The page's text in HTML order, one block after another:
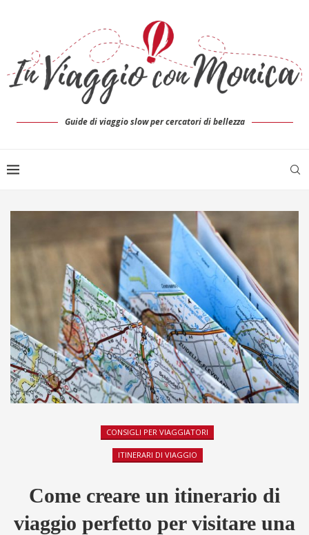
Guide di viaggio slow per cercatori di bellezza
CONSIGLI PER VIAGGIATORI
ITINERARI DI VIAGGIO
Come creare un itinerario di
viaggio perfetto per visitare una